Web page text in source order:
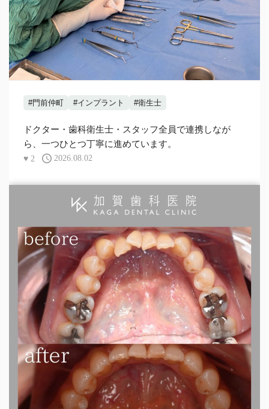
#門前仲町 #インプラント #衛生士
ドクター・歯科衛生士・スタッフ全員で連携しなが
ら、一つひとつ丁寧に進めています。
♥ 2 2026.08.02